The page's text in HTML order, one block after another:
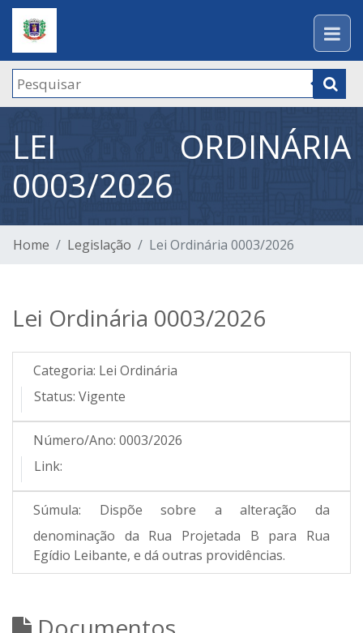
LEI ORDINÁRIA
0003/2026
Home Legislação Lei Ordinária 0003/2026
Lei Ordinária 0003/2026
Categoria: Lei Ordinária
Status: Vigente
Número/Ano: 0003/2026
Link:
Súmula:
Dispõe sobre a alteração da
denominação da Rua Projetada B para Rua
Egídio Leibante, e dá outras providências.